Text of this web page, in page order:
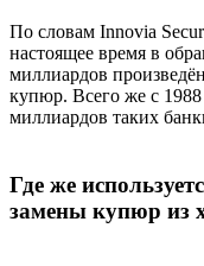
По словам Innovia
настоящее время в
миллиардов
купюр. Всего же с
миллиардов таких
Где же
замены купюр из